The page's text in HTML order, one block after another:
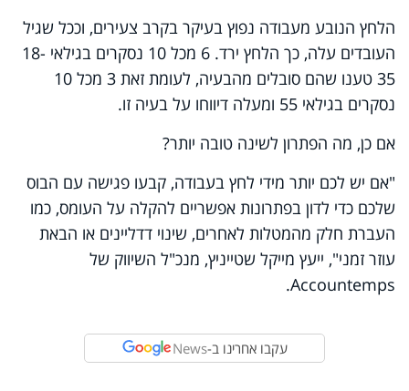
הלחץ הנובע מעבודה נפוץ בעיקר בקרב צעירים, וככל שגיל
העובדים עלה, כך הלחץ ירד. 6 מכל 10 נסקרים בגילאי 18-
35 טענו שהם סובלים מהבעיה, לעומת זאת 3 מכל 10
נסקרים בגילאי 55 ומעלה דיווחו על בעיה זו.
אם כן, מה הפתרון לשינה טובה יותר?
"אם יש לכם יותר מידי לחץ בעבודה, קבעו פגישה עם הבוס
שלכם כדי לדון בפתרונות אפשריים להקלה על העומס, כמו
העברת חלק מהמטלות לאחרים, שינוי דדליינים או הבאת
עוזר זמני", ייעץ מייקל שטייניץ, מנכ"ל השיווק של
Accountemps
.
עקבו אחרינו ב-News